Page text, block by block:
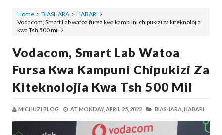
Home BIASHARA
HABARI
Vodacom, Smart Lab watoa fursa kwa kampuni chipukizi za kiteknolojia
kwa Tsh 500 mil
Vodacom, Smart Lab Watoa
Fursa Kwa Kampuni Chipukizi Za
Kiteknolojia Kwa Tsh 500 Mil
MICHUZI BLOG AT MONDAY, APRIL 25, 2022 BIASHARA, HABARI,